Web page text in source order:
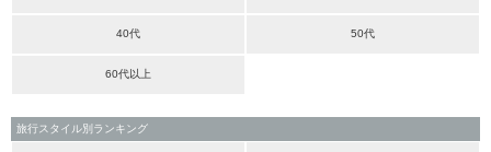
40代 50代
60代以上
旅行スタイル別ランキング